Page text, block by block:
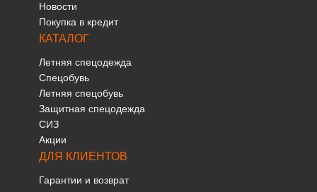
Новости
Покупка в кредит
КАТАЛОГ
Летняя спецодежда
Спецобувь
Летняя спецобувь
Защитная спецодежда
СИЗ
Акции
ДЛЯ КЛИЕНТОВ
Гарантии и возврат